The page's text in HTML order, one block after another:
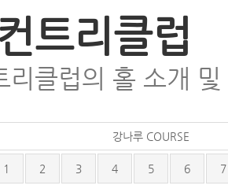
트리클럽
리클럽의 홀 소개
강나루 COURSE
1 2 3 4 5 6 7